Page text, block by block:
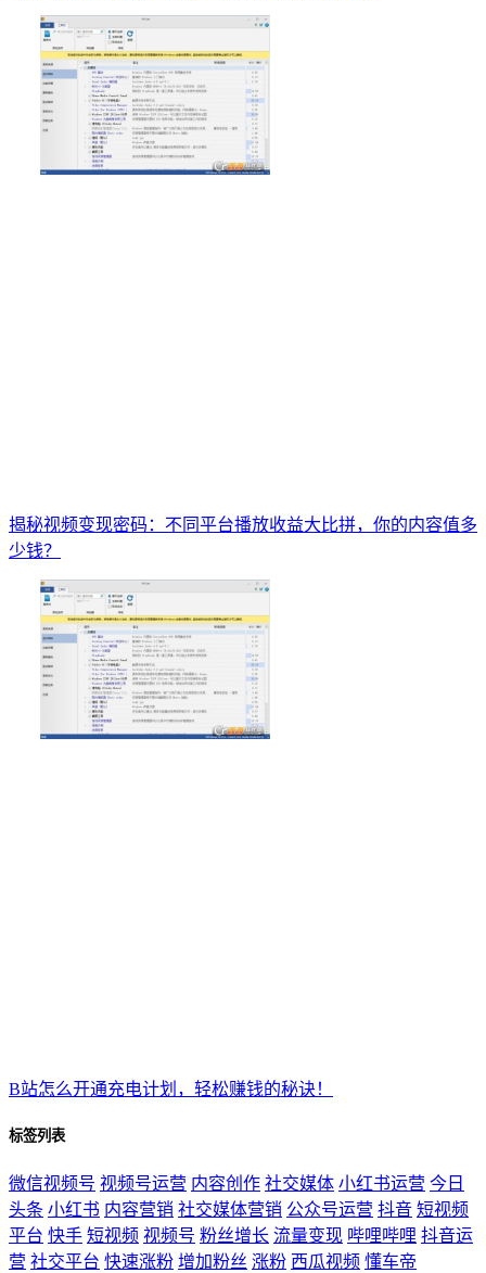
揭秘视频变现密码：不同平台播放收益大比拼，你的内容值多
少钱？
B站怎么开通充电计划，轻松赚钱的秘诀！
标签列表
微信视频号 视频号运营 内容创作 社交媒体 小红书运营 今日
头条 小红书 内容营销 社交媒体营销 公众号运营 抖音 短视频
平台 快手 短视频 视频号 粉丝增长 流量变现 哔哩哔哩 抖音运
营 社交平台 快速涨粉 增加粉丝 涨粉 西瓜视频 懂车帝